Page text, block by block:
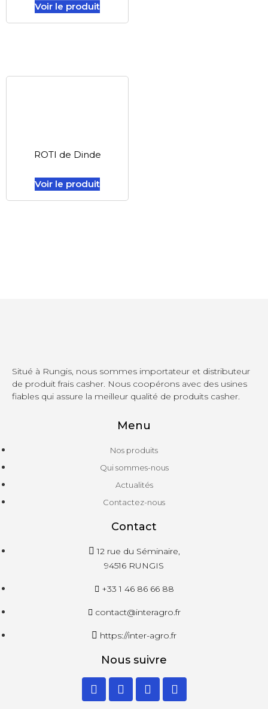
Voir le produit
ROTI de Dinde
Voir le produit
Situé à Rungis, nous sommes importateur et distributeur
de produit frais casher. Nous coopérons avec des usines
fiables qui assure la meilleur qualité de produits casher.
Menu
Nos produits
Qui sommes-nous
Actualités
Contactez-nous
Contact
12 rue du Séminaire,
94516 RUNGIS
+33 1 46 86 66 88
contact@interagro.fr
https://inter-agro.fr
Nous suivre